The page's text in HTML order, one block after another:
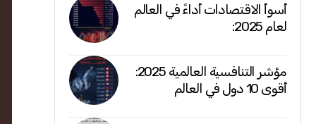
أسوأ الاقتصادات أداءً في العالم
لعام 2025:
مؤشر التنافسية العالمية 2025:
أقوى 10 دول في العالم